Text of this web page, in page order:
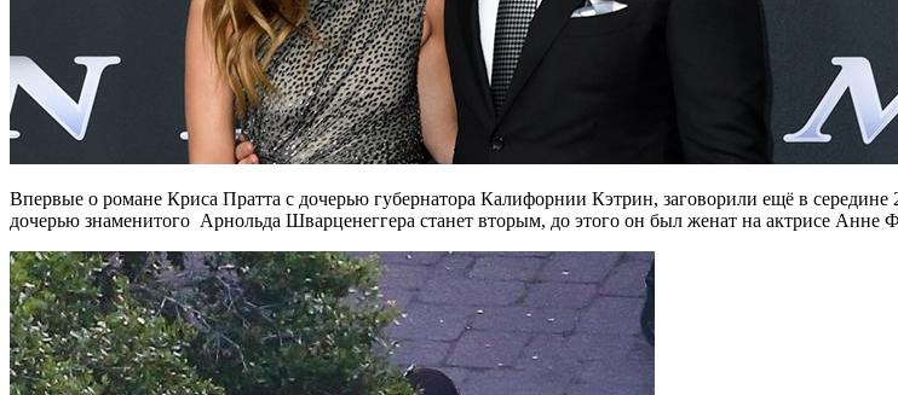
Впервые о романе Криса Пратта с дочерью губернатора Калифорнии Кэтрин, заговорили ещё в
дочерью знаменитого Арнольда Шварценеггера станет вторым, до этого он был женат на актрисе Анне